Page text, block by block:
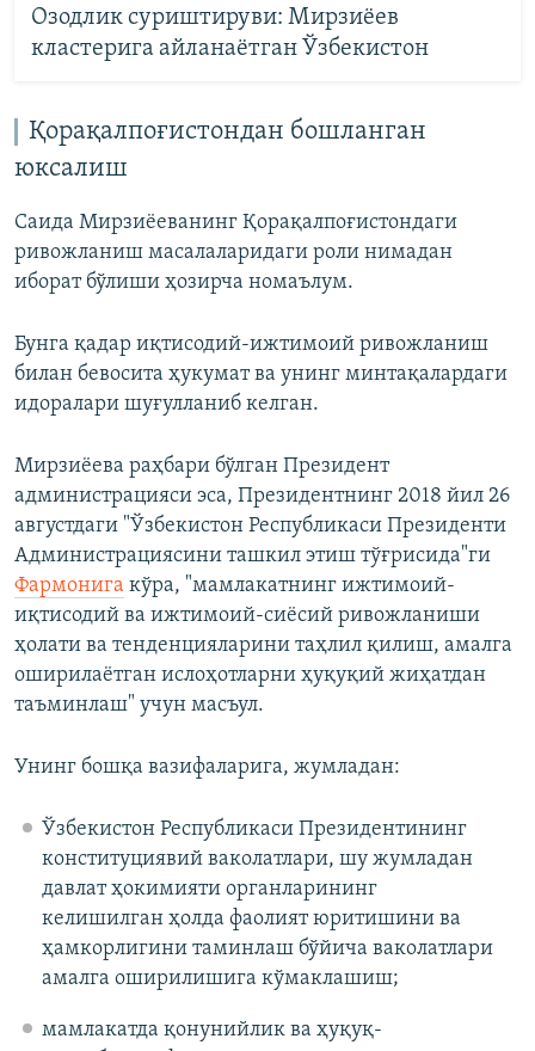
Озодлик суриштируви: Мирзиëев
кластерига айланаëтган Ўзбекистон
Қорақалпоғистондан бошланган
юксалиш
Саида Мирзиёеванинг Қорақалпоғистондаги
ривожланиш масалаларидаги роли нимадан
иборат бўлиши ҳозирча номаълум.
Бунга қадар иқтисодий-ижтимоий ривожланиш
билан бевосита ҳукумат ва унинг минтақалардаги
идоралари шуғулланиб келган.
Мирзиёева раҳбари бўлган Президент
администрацияси эса, Президентнинг 2018 йил 26
августдаги "Ўзбекистон Республикаси Президенти
Администрациясини ташкил этиш тўғрисида"ги
Фармонига кўра, "мамлакатнинг ижтимоий-
иқтисодий ва ижтимоий-сиёсий ривожланиши
ҳолати ва тенденцияларини таҳлил қилиш, амалга
оширилаётган ислоҳотларни ҳуқуқий жиҳатдан
таъминлаш" учун масъул.
Унинг бошқа вазифаларига, жумладан:
Ўзбекистон Республикаси Президентининг
конституциявий ваколатлари, шу жумладан
давлат ҳокимияти органларининг
келишилган ҳолда фаолият юритишини ва
ҳамкорлигини таминлаш бўйича ваколатлари
амалга оширилишига кўмаклашиш;
мамлакатда қонунийлик ва ҳуқуқ-